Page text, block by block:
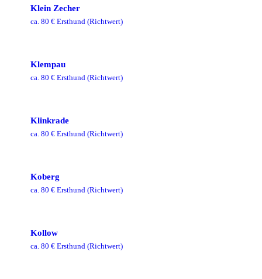
Klein Zecher
ca. 80 € Ersthund (Richtwert)
Klempau
ca. 80 € Ersthund (Richtwert)
Klinkrade
ca. 80 € Ersthund (Richtwert)
Koberg
ca. 80 € Ersthund (Richtwert)
Kollow
ca. 80 € Ersthund (Richtwert)